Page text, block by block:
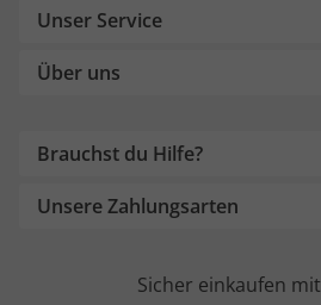
Unser Service
Über uns
Brauchst du Hilfe?
Unsere Zahlungsarten
Sicher einkaufen mit